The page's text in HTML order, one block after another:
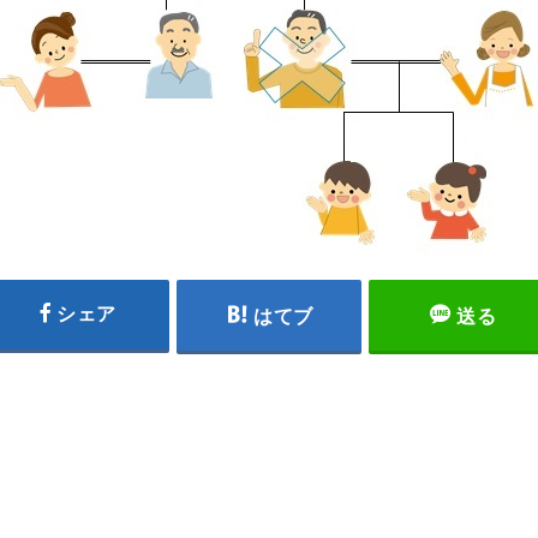
シェア はてブ 送る